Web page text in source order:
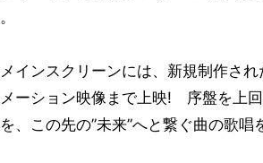
インスクリーンには、新規制作さ
ーション映像まで上映! 序盤を上
、この先の”未来”へと繋ぐ曲の歌唱